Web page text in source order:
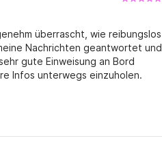
überrascht, wie reibungslos
Nachrichten geantwortet und
gute Einweisung an Bord
Infos unterwegs einzuholen.
Immer wieder gerne.